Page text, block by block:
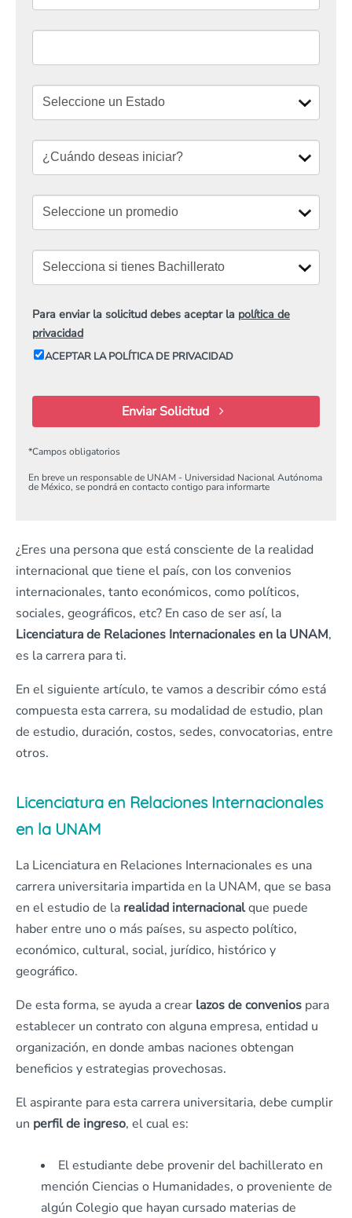
Para enviar la solicitud debes aceptar la política de
privacidad
ACEPTAR LA POLÍTICA DE PRIVACIDAD
Enviar Solicitud
*Campos obligatorios
En breve un responsable de UNAM - Universidad Nacional Autónoma
de México, se pondrá en contacto contigo para informarte
¿Eres una persona que está consciente de la realidad
internacional que tiene el país, con los convenios
internacionales, tanto económicos, como políticos,
sociales, geográficos, etc? En caso de ser así, la
Licenciatura de Relaciones Internacionales en la UNAM,
es la carrera para ti.
En el siguiente artículo, te vamos a describir cómo está
compuesta esta carrera, su modalidad de estudio, plan
de estudio, duración, costos, sedes, convocatorias, entre
otros.
Licenciatura en Relaciones Internacionales
en la UNAM
La Licenciatura en Relaciones Internacionales es una
carrera universitaria impartida en la UNAM, que se basa
en el estudio de la realidad internacionalque puede
haber entre uno o más países, su aspecto político,
económico, cultural, social, jurídico, histórico y
geográfico.
De esta forma, se ayuda a crear lazosdeconvenios para
establecer un contrato con alguna empresa, entidad u
organización, en donde ambas naciones obtengan
beneficios y estrategias provechosas.
El aspirante para esta carrera universitaria, debe cumplir
un perfil de ingreso, el cual es:
El estudiante debe provenir del bachillerato en
mención Ciencias o Humanidades, o proveniente de
algún Colegio que hayan cursado materias de